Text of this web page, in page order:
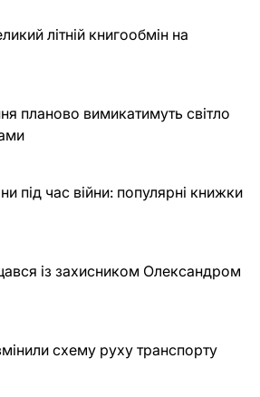
літній книгообмін на
планово вимикатимуть світло
під час війни: популярні книжки
із захисником Олександром
схему руху транспорту